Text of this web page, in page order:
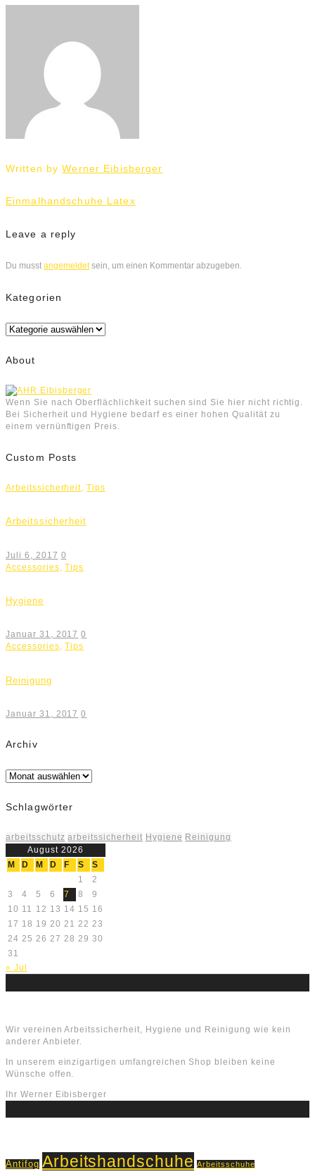
Written byWerner Eibisberger
Beitrags-
Navigation
Einmalhandschuhe Latex
Leave a reply
Du musst angemeldetsein, um einen Kommentar abzugeben.
Kategorien
Kategorien
About
Wenn Sie nach Oberflächlichkeit suchen sind Sie hier nicht richtig.
Bei Sicherheit und Hygiene bedarf es einer hohen Qualität zu
einem vernünftigen Preis.
Custom Posts
Arbeitssicherheit,Tips
Arbeitssicherheit
Juli 6, 2017 0
Accessories ,Tips
Hygiene
Januar 31, 2017 0
Accessories,Tips
Reinigung
Januar 31, 2017 0
Archiv
Archiv
Schlagwörter
arbeitsschutz arbeitssicherheit Hygiene Reinigung
August 2026
M
D M D F S
S
1
2
3
4 5 6 7 8
9
10 11 12 13 14 15 16
17 18 19 20 21 22 23
24 25 26 27 28 29 30
31
« Jul
Wir vereinen Arbeitssicherheit, Hygiene und Reinigung wie kein
anderer Anbieter.
In unserem einzigartigen umfangreichen Shop bleiben keine
Wünsche offen.
Ihr Werner Eibisberger
Antifog Arbeitshandschuhe Arbeitsschuhe